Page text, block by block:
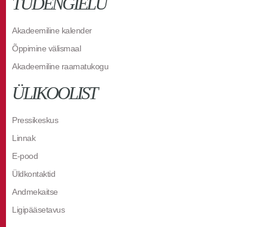
Akadeemiline kalender
Õppimine välismaal
Akadeemiline raamatukogu
ÜLIKOOLIST
Pressikeskus
Linnak
E-pood
Üldkontaktid
Andmekaitse
Ligipääsetavus